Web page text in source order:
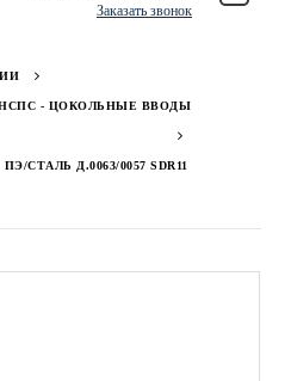
Заказать звонок
- ЦОКОЛЬНЫЕ ВВОДЫ
Д.0063/0057 SDR11